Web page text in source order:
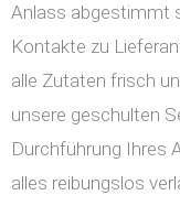
Anlass abgestimmt
Kontakte zu
alle Zutaten frisch
unsere geschulten
Durchführung Ihres
alles reibungslos